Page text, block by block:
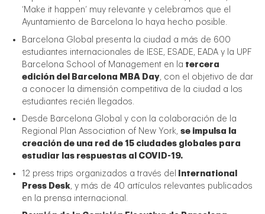
‘Make it happen’ muy relevante y celebramos que el
Ayuntamiento de Barcelona lo haya hecho posible.
Barcelona Global presenta la ciudad a más de 600
estudiantes internacionales de IESE, ESADE, EADA y la UPF
Barcelona School of Management en la tercera
edición del Barcelona MBA Day , con el objetivo de dar
a conocer la dimensión competitiva de la ciudad a los
estudiantes recién llegados.
Desde Barcelona Global y con la colaboración de la
Regional Plan Association of New York, se impulsa la
creación de una red de 15 ciudades globales para
estudiar las respuestas al COVID-19.
12 press trips organizados a través del
International
Press Desk , y más de 40 artículos relevantes publicados
en la prensa internacional.